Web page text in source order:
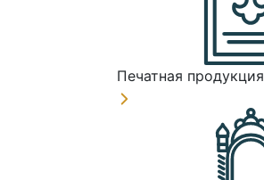
Печатная продукция